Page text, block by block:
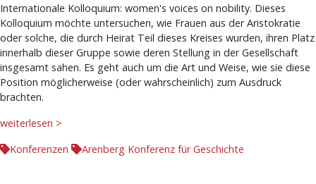
Internationale Kolloquium: women's voices on nobility. Dieses
Kolloquium möchte untersuchen, wie Frauen aus der Aristokratie
oder solche, die durch Heirat Teil dieses Kreises wurden, ihren Platz
innerhalb dieser Gruppe sowie deren Stellung in der Gesellschaft
insgesamt sahen. Es geht auch um die Art und Weise, wie sie diese
Position möglicherweise (oder wahrscheinlich) zum Ausdruck
brachten.
weiterlesen >
Konferenzen
Arenberg Konferenz für Geschichte